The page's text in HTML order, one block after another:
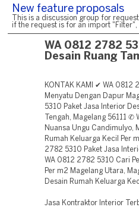
New feature proposals
This is a discussion group for
if the request is for an import
WA 0812 2782
Desain Ruang
KONTAK KAMI ✔ WA 0812
Menyatu Dengan Dapur
5310 Paket Jasa Interior
Tengah, Magelang 56111
Nuansa Ungu Candimulyo,
Rumah Keluarga Kecil Per
2782 5310 Paket Jasa
WA 0812 2782 5310 Cari
Per m2 Magelang Utara,
Desain Rumah Keluarga
Jasa Kontraktor Interior